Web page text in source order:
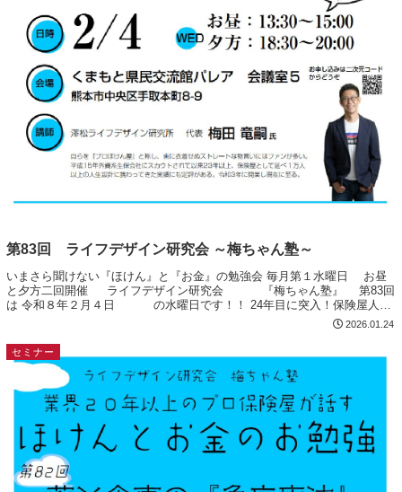
第83回 ライフデザイン研究会 ～梅ちゃん塾～
いまさら聞けない『ほけん』と『お金』の勉強会 毎月第１水曜日 お昼
と夕方二回開催 ライフデザイン研究会 『梅ちゃん塾』 第83回
は 令和８年２月４日 の水曜日です！！ 24年目に突入！保険屋人生
2026.01.24
セミナー